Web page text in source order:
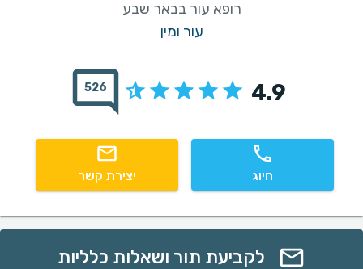
רופא עור בבאר שבע
עור ומין
4.9
526
חיוג יצירת קשר
לקביעת תור ושאלות כלליות